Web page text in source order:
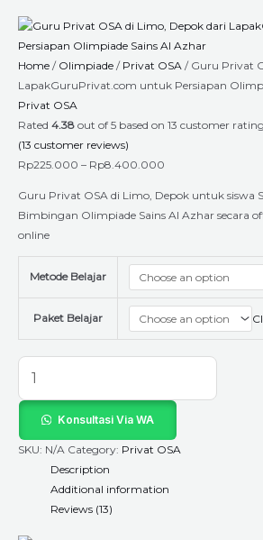
content
Home / Olimpiade / Privat OSA / Guru Privat
LapakGuruPrivat.com untuk Persiapan
Privat OSA
Rated 4.38 out of 5 based on 13 customer
(13 customer reviews)
Rp225.000 – Rp8.400.000
range:
Rp225.000
through
Rp8.400.000
Guru Privat OSA di Limo, Depok untuk siswa
Bimbingan Olimpiade Sains Al Azhar secara
online
Metode Belajar
Paket Belajar
Privat
OSA
di
Limo,
Depok
dari
LapakGuruPrivat.com
untuk
Konsultasi Via WA
SKU: N/A Category: Privat OSA
Description
Additional information
Reviews (13)